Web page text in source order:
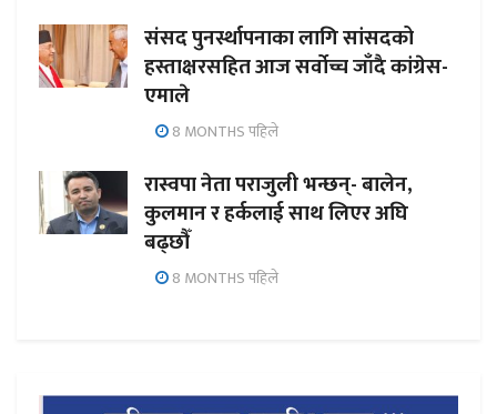
संसद पुनर्स्थापनाका लागि सांसदको
हस्ताक्षरसहित आज सर्वोच्च जाँदै कांग्रेस-
एमाले
8 MONTHS पहिले
रास्वपा नेता पराजुली भन्छन्- बालेन,
कुलमान र हर्कलाई साथ लिएर अघि
बढ्छौँ
8 MONTHS पहिले